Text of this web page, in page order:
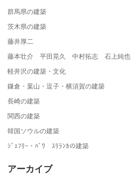
群馬県の建築
茨木県の建築
藤井厚二
藤本壮介 平田晃久 中村拓志 石上純也
軽井沢の建築・文化
鎌倉・葉山・逗子・横須賀の建築
長崎の建築
関西の建築
韓国ソウルの建築
ｼﾞｪﾌﾘｰ・ﾊﾞﾜ ｽﾘﾗﾝｶの建築
アーカイブ